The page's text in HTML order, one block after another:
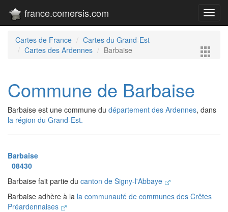
france.comersis.com
Cartes de France
Cartes du Grand-Est
Cartes des Ardennes
Barbaise
Commune de Barbaise
Barbaise est une commune du département des Ardennes, dans
la région du Grand-Est.
Barbaise
08430
Barbaise fait partie du canton de Signy-l'Abbaye
Barbaise adhère à la la communauté de communes des Crêtes
Préardennaises